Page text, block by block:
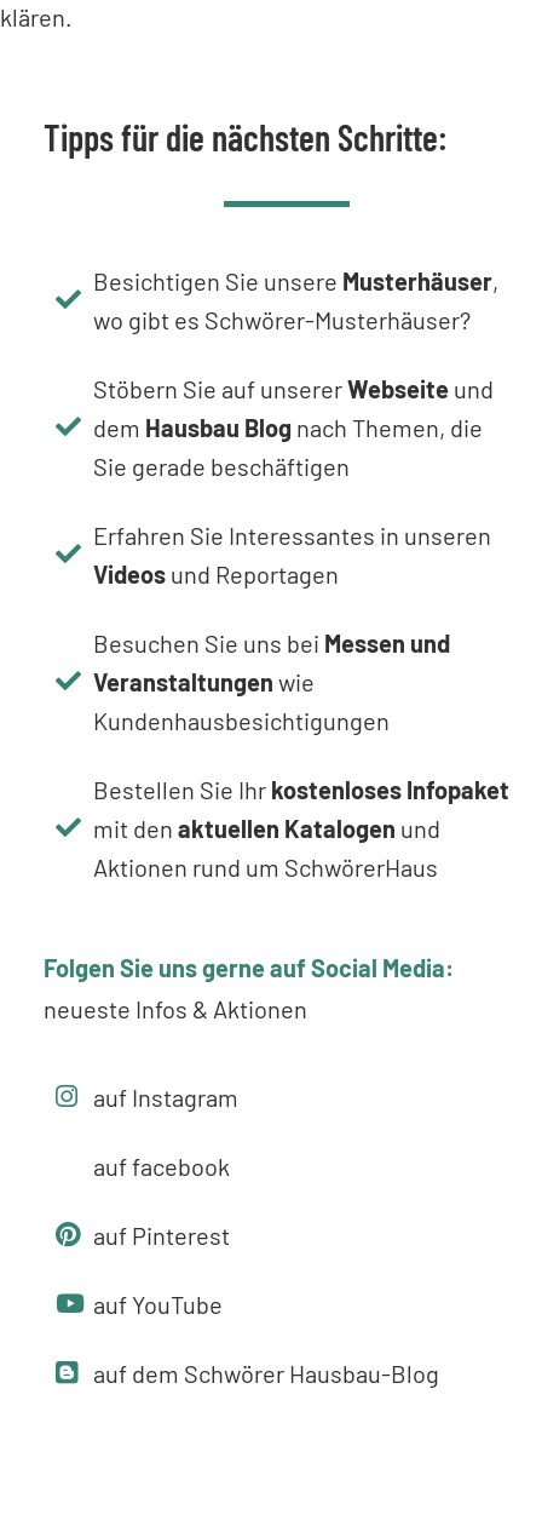
klären.
Tipps für die nächsten Schritte:
Besichtigen Sie unsere Musterhäuser,
wo gibt es Schwörer-Musterhäuser?
Stöbern Sie auf unsererWebseite und
dem Hausbau Blog nach Themen, die
Sie gerade beschäftigen
Erfahren Sie Interessantes in unseren
Videos und Reportagen
Besuchen Sie uns bei Messen und
Veranstaltungen wie
Kundenhausbesichtigungen
Bestellen Sie Ihr kostenloses Infopaket
mit denaktuellen Katalogen und
Aktionen rund um SchwörerHaus
Folgen Sie uns gerne auf Social Media:
neueste Infos & Aktionen
auf Instagram
auf facebook
auf Pinterest
auf YouTube
auf dem Schwörer Hausbau-Blog